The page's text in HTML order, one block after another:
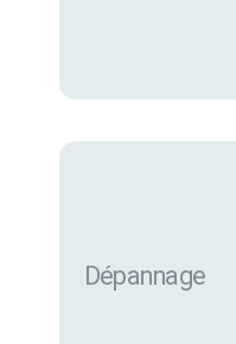
Dépannage